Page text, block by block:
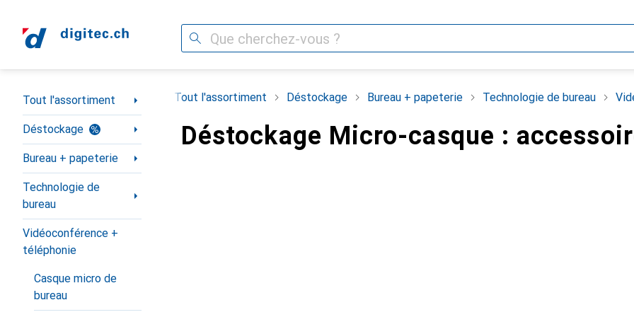
Recherche
Navigation par catégorie
Tout l'assortiment
Déstockage
Bureau + papeterie
Technologie de
bureau
Vidéoconférence +
téléphonie
Casque micro de
bureau
Tout l'assortiment Déstockage Bureau + papeterie Technologie de bureau
Déstockage Micro-casque :